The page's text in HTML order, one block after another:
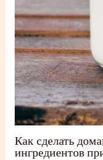
Как сделать
ингредиентов